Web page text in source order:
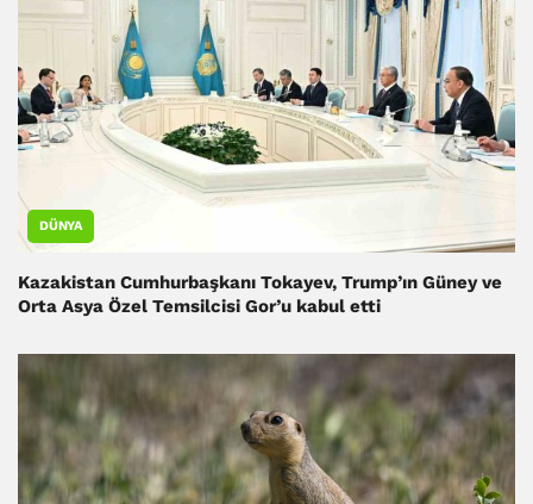
DÜNYA
Kazakistan Cumhurbaşkanı Tokayev, Trump’ın Güney ve
Orta Asya Özel Temsilcisi Gor’u kabul etti